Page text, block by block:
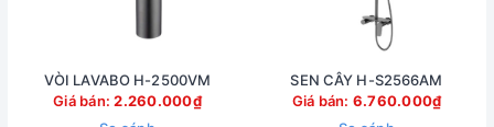
VÒI LAVABO H-2500VM
Giá bán:2.260.000₫
SEN CÂY H-S2566AM
Giá bán: 6.760.000₫